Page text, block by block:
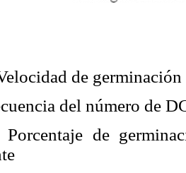
de
del número de
de